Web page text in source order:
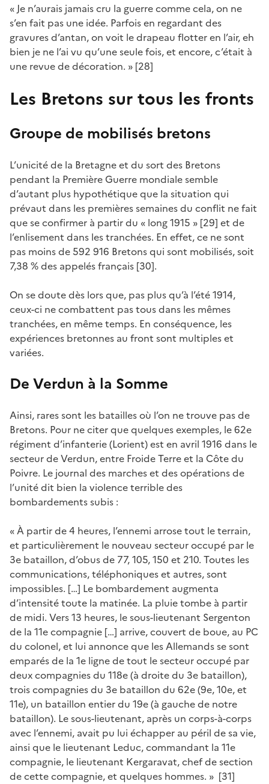
« Je n’aurais jamais cru la guerre comme cela, on ne
s’en fait pas une idée. Parfois en regardant des
gravures d’antan, on voit le drapeau flotter en l’air, eh
bien je ne l’ai vu qu’une seule fois, et encore, c’était à
une revue de décoration. » [28]
Les Bretons sur tous les fronts
Groupe de mobilisés bretons
L’unicité de la Bretagne et du sort des Bretons
pendant la Première Guerre mondiale semble
d’autant plus hypothétique que la situation qui
prévaut dans les premières semaines du conflit ne fait
que se confirmer à partir du « long 1915 » [29] et de
l’enlisement dans les tranchées. En effet, ce ne sont
pas moins de 592 916 Bretons qui sont mobilisés, soit
7,38 % des appelés français [30].
On se doute dès lors que, pas plus qu’à l’été 1914,
ceux-ci ne combattent pas tous dans les mêmes
tranchées, en même temps. En conséquence, les
expériences bretonnes au front sont multiples et
variées.
De Verdun à la Somme
Ainsi, rares sont les batailles où l’on ne trouve pas de
Bretons. Pour ne citer que quelques exemples, le 62e
régiment d’infanterie (Lorient) est en avril 1916 dans le
secteur de Verdun, entre Froide Terre et la Côte du
Poivre. Le journal des marches et des opérations de
l’unité dit bien la violence terrible des
bombardements subis :
« À partir de 4 heures, l’ennemi arrose tout le terrain,
et particulièrement le nouveau secteur occupé par le
3e bataillon, d’obus de 77, 105, 150 et 210. Toutes les
communications, téléphoniques et autres, sont
impossibles. […] Le bombardement augmenta
d’intensité toute la matinée. La pluie tombe à partir
de midi. Vers 13 heures, le sous-lieutenant Sergenton
de la 11e compagnie […] arrive, couvert de boue, au PC
du colonel, et lui annonce que les Allemands se sont
emparés de la 1e ligne de tout le secteur occupé par
deux compagnies du 118e (à droite du 3e bataillon),
trois compagnies du 3e bataillon du 62e (9e, 10e, et
11e), un bataillon entier du 19e (à gauche de notre
bataillon). Le sous-lieutenant, après un corps-à-corps
avec l’ennemi, avait pu lui échapper au péril de sa vie,
ainsi que le lieutenant Leduc, commandant la 11e
compagnie, le lieutenant Kergaravat, chef de section
de cette compagnie, et quelques hommes. » [31]